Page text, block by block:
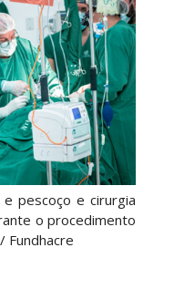
pescoço e cirurgia
o procedimento
Fundhacre